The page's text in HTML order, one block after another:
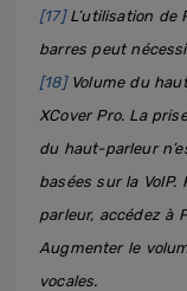
[17] L’utilisation
barres peut
[18] Volume du
XCover Pro. La
du haut-parleur
basées sur la
parleur, accédez à
Augmenter le
vocales.